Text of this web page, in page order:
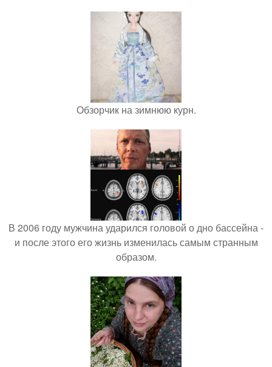
Обзорчик на зимнюю курн.
В 2006 году мужчина ударился головой о дно бассейна -
и после этого его жизнь изменилась самым странным
образом.